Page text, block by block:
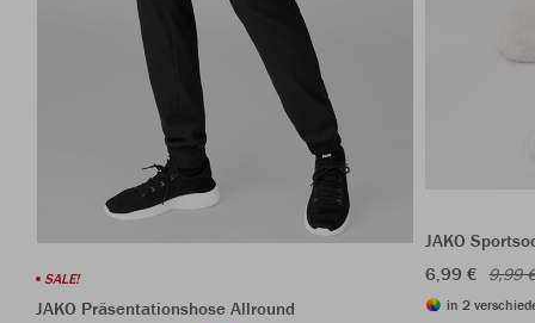
SALE!
JAKO Präsentationshose Allround
JAKO
6,99 € 9,99
in 2